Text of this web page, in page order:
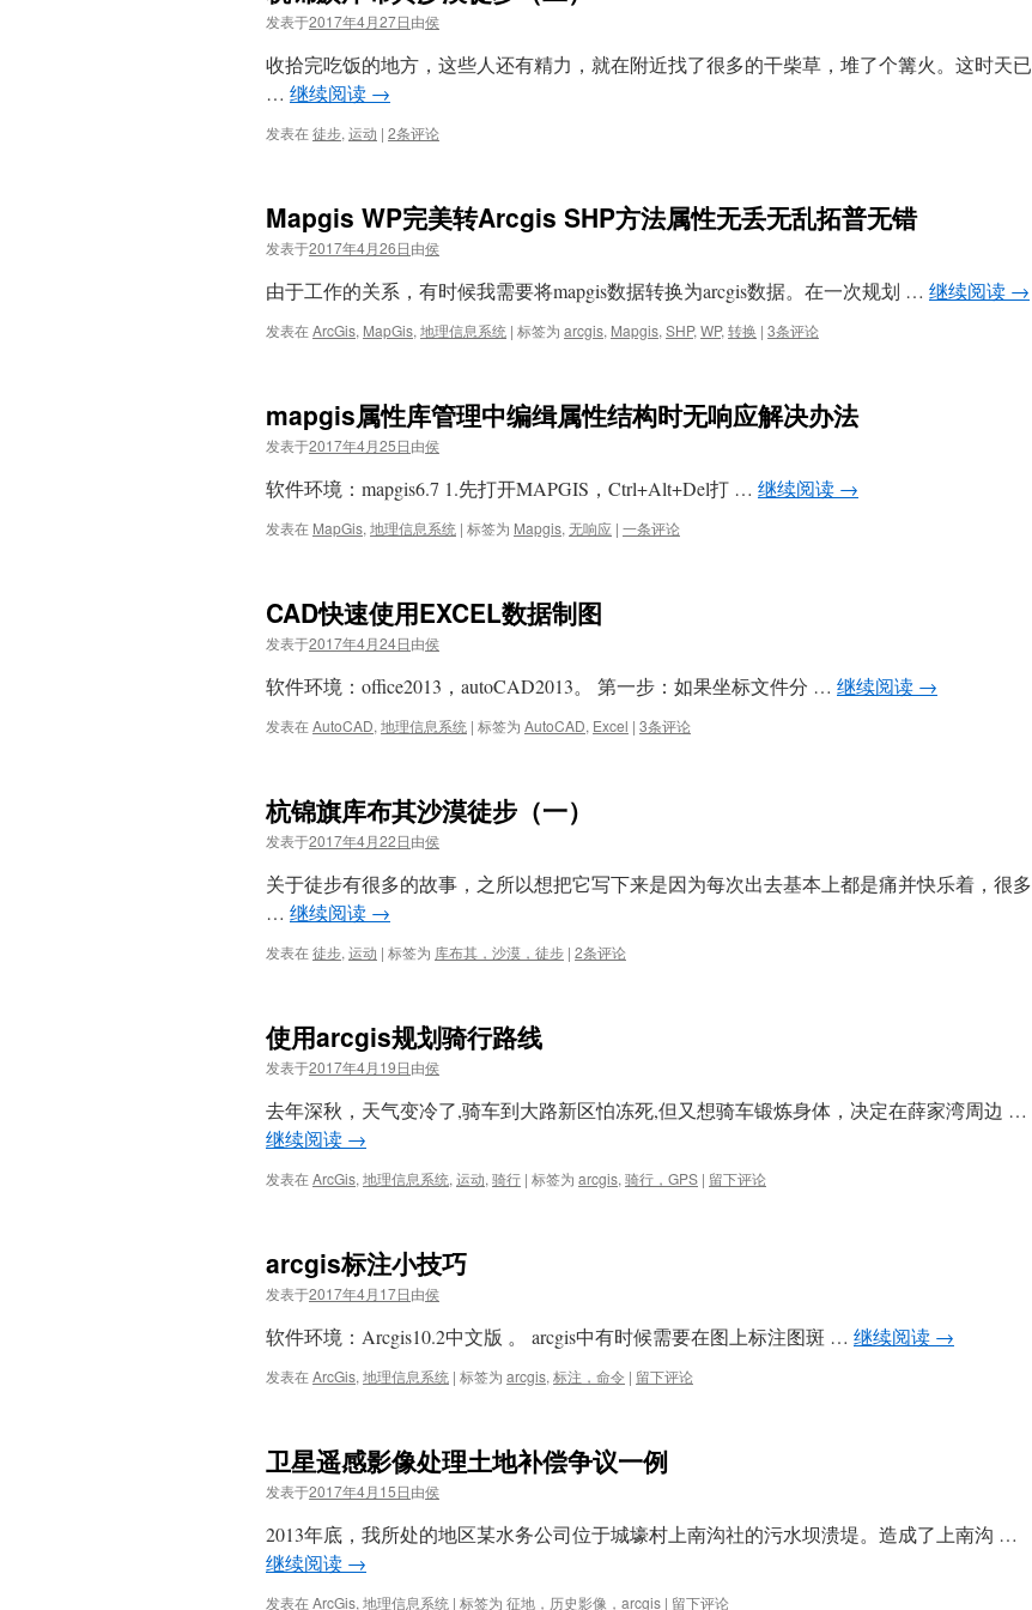
发表于2017年4月27日由侯
收拾完吃饭的地方，这些人还有精力，就在附近找了很多的干柴草，堆了个篝火。这时天已
… 继续阅读 →
发表在徒步, 运动 | 2条评论
Mapgis WP完美转Arcgis SHP方法属性无丢无乱拓普无错
发表于2017年4月26日由侯
由于工作的关系，有时候我需要将mapgis数据转换为arcgis数据。在一次规划 … 继续阅读 →
发表在ArcGis, MapGis, 地理信息系统 | 标签为 arcgis, Mapgis, SHP, WP, 转换 | 3条评论
mapgis属性库管理中编缉属性结构时无响应解决办法
发表于2017年4月25日由侯
软件环境：mapgis6.7 1.先打开MAPGIS，Ctrl+Alt+Del打 … 继续阅读 →
发表在 MapGis, 地理信息系统 | 标签为 Mapgis, 无响应 | 一条评论
CAD快速使用EXCEL数据制图
发表于2017年4月24日由侯
软件环境：office2013，autoCAD2013。 第一步：如果坐标文件分 … 继续阅读 →
发表在AutoCAD, 地理信息系统 | 标签为 AutoCAD, Excel | 3条评论
杭锦旗库布其沙漠徒步（一）
发表于2017年4月22日由侯
关于徒步有很多的故事，之所以想把它写下来是因为每次出去基本上都是痛并快乐着，很多
… 继续阅读 →
发表在徒步, 运动 | 标签为 库布其，沙漠，徒步 | 2条评论
使用arcgis规划骑行路线
发表于2017年4月19日由侯
去年深秋，天气变冷了,骑车到大路新区怕冻死,但又想骑车锻炼身体，决定在薛家湾周边 …
继续阅读 →
发表在ArcGis, 地理信息系统, 运动, 骑行 | 标签为 arcgis, 骑行，GPS | 留下评论
arcgis标注小技巧
发表于2017年4月17日由侯
软件环境：Arcgis10.2中文版 。 arcgis中有时候需要在图上标注图斑 … 继续阅读 →
发表在ArcGis, 地理信息系统 | 标签为 arcgis, 标注，命令 | 留下评论
卫星遥感影像处理土地补偿争议一例
发表于2017年4月15日由侯
2013年底，我所处的地区某水务公司位于城壕村上南沟社的污水坝溃堤。造成了上南沟 …
继续阅读 →
发表在ArcGis, 地理信息系统 | 标签为 征地，历史影像，arcgis | 留下评论